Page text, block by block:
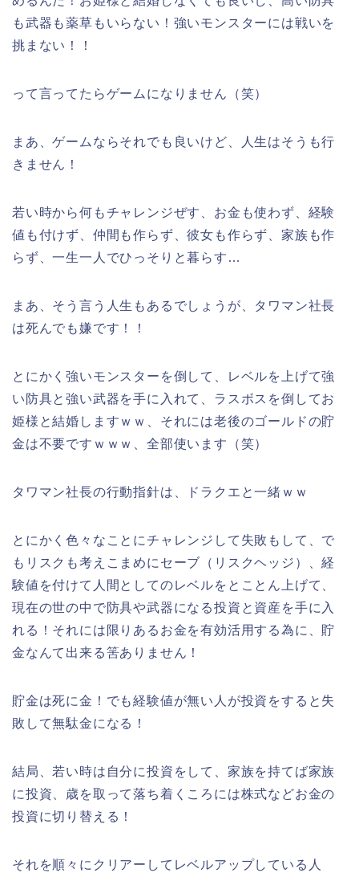
も武器も薬草もいらない！強いモンスターには戦いを
挑まない！！
って言ってたらゲームになりません（笑）
まあ、ゲームならそれでも良いけど、人生はそうも行
きません！
若い時から何もチャレンジぜす、お金も使わず、経験
値も付けず、仲間も作らず、彼女も作らず、家族も作
らず、一生一人でひっそりと暮らす…
まあ、そう言う人生もあるでしょうが、タワマン社長
は死んでも嫌です！！
とにかく強いモンスターを倒して、レベルを上げて強
い防具と強い武器を手に入れて、ラスボスを倒してお
姫様と結婚しますｗｗ、それには老後のゴールドの貯
金は不要ですｗｗｗ、全部使います（笑）
タワマン社長の行動指針は、ドラクエと一緒ｗｗ
とにかく色々なことにチャレンジして失敗もして、で
もリスクも考えこまめにセーブ（リスクヘッジ）、経
験値を付けて人間としてのレベルをとことん上げて、
現在の世の中で防具や武器になる投資と資産を手に入
れる！それには限りあるお金を有効活用する為に、貯
金なんて出来る筈ありません！
貯金は死に金！でも経験値が無い人が投資をすると失
敗して無駄金になる！
結局、若い時は自分に投資をして、家族を持てば家族
に投資、歳を取って落ち着くころには株式などお金の
投資に切り替える！
それを順々にクリアーしてレベルアップしている人